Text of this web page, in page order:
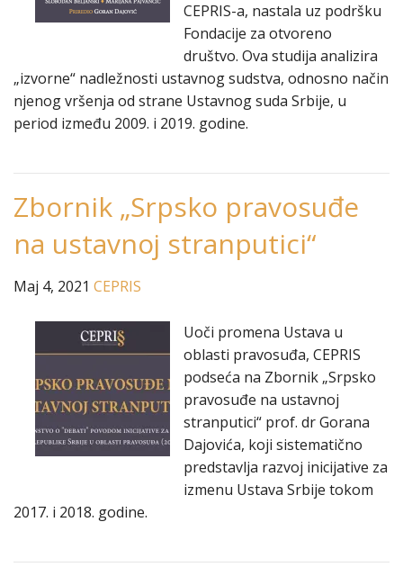
CEPRIS-a, nastala uz podršku
Fondacije za otvoreno
društvo. Ova studija analizira
„izvorne“ nadležnosti ustavnog sudstva, odnosno način
njenog vršenja od strane Ustavnog suda Srbije, u
period između 2009. i 2019. godine.
Zbornik „Srpsko pravosuđe
na ustavnoj stranputici“
Maj 4, 2021 CEPRIS
Uoči promena Ustava u
oblasti pravosuđa, CEPRIS
podseća na Zbornik „Srpsko
pravosuđe na ustavnoj
stranputici“ prof. dr Gorana
Dajovića, koji sistematično
predstavlja razvoj inicijative za
izmenu Ustava Srbije tokom
2017. i 2018. godine.